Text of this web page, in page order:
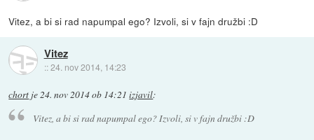
Vitez, a bi si rad napumpal ego? Izvoli, si v fajn družbi :D
Vitez
::24. nov 2014, 14:23
chort je24. nov 2014 ob 14:21 izjavil:
Vitez, a bi si rad napumpal ego? Izvoli, si v fajn družbi :D